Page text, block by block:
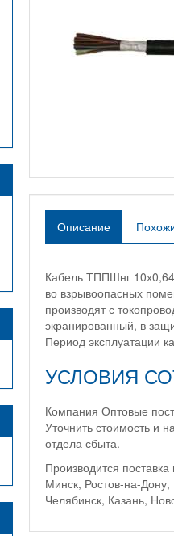
Описание
Кабель ТППШнг 10х0,64
во взрывоопасных
производят с
экранированный, в
Период эксплуатации
УСЛОВИЯ
Компания Оптовые
Уточнить стоимость и
отдела сбыта.
Производится
Минск, Ростов-на-Дону,
Челябинск, Казань,